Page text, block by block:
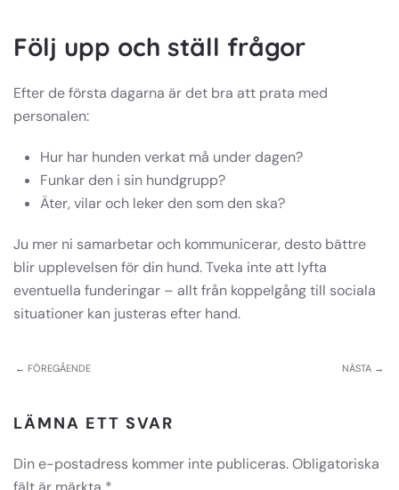
Följ upp och ställ frågor
Efter de första dagarna är det bra att prata med
personalen:
Hur har hunden verkat må under dagen?
Funkar den i sin hundgrupp?
Äter, vilar och leker den som den ska?
Ju mer ni samarbetar och kommunicerar, desto bättre
blir upplevelsen för din hund. Tveka inte att lyfta
eventuella funderingar – allt från koppelgång till sociala
situationer kan justeras efter hand.
← FÖREGÅENDE NÄSTA →
LÄMNA ETT SVAR
Din e-postadress kommer inte publiceras. Obligatoriska